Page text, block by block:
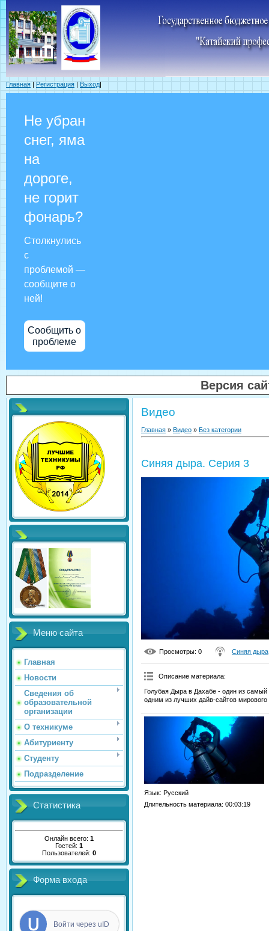
Главная | Регистрация | Выход|
Не убран
снег, яма
на
дороге,
не горит
фонарь?
Столкнулись
с
проблемой —
сообщите о
ней!
Сообщить о
проблеме
Версия
Меню сайта
Главная
Новости
Сведения об
образовательной
организации
О техникуме
Абитуриенту
Студенту
Подразделение
Статистика
Онлайн всего: 1
Гостей: 1
Пользователей: 0
Форма входа
Войти через uID
Видео
Главная » Видео » Без категории
Синяя дыра. Серия 3
Просмотры: 0 Синяя дыра
Описание материала:
Голубая Дыра в Дахабе - один из
одним из лучших дайв-сайтов
Язык: Русский
Длительность материала: 00:03:19